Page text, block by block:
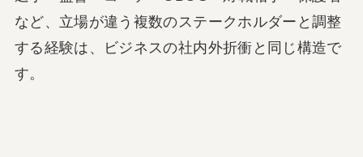
など、立場が違う複数のステークホルダーと調整
する経験は、ビジネスの社内外折衝と同じ構造で
す。